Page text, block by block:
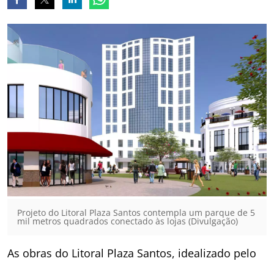
Projeto do Litoral Plaza Santos contempla um parque de 5
mil metros quadrados conectado às lojas (Divulgação)
As obras do Litoral Plaza Santos, idealizado pelo